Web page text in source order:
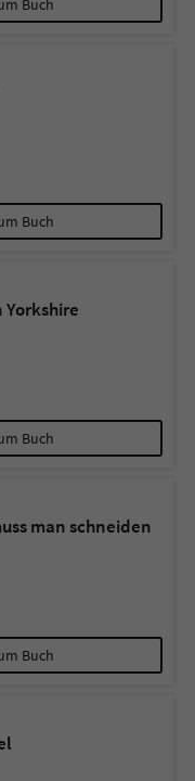
Buch
Yorkshire
Buch
man schneiden
Buch